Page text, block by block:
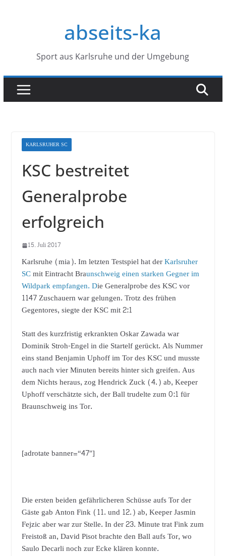
abseits-ka
Sport aus Karlsruhe und der Umgebung
KARLSRUHER SC
KSC bestreitet
Generalprobe
erfolgreich
15. Juli 2017
Karlsruhe (mia). Im letzten Testspiel hat derKarlsruher
SCmit Eintracht Braunschweig einen starken Gegner im
Wildpark empfangen. Die Generalprobe des KSC vor
1147 Zuschauern war gelungen. Trotz des frühen
Gegentores, siegte der KSC mit 2:1
Statt des kurzfristig erkrankten Oskar Zawada war
Dominik Stroh-Engel in die Startelf gerückt. Als Nummer
eins stand Benjamin Uphoff im Tor des KSC und musste
auch nach vier Minuten bereits hinter sich greifen. Aus
dem Nichts heraus, zog Hendrick Zuck (4.) ab, Keeper
Uphoff verschätzte sich, der Ball trudelte zum 0:1 für
Braunschweig ins Tor.
[adrotate banner=“47″]
Die ersten beiden gefährlicheren Schüsse aufs Tor der
Gäste gab Anton Fink (11. und 12.) ab, Keeper Jasmin
Fejzic aber war zur Stelle. In der 23. Minute trat Fink zum
Freistoß an, David Pisot brachte den Ball aufs Tor, wo
Saulo Decarli noch zur Ecke klären konnte.